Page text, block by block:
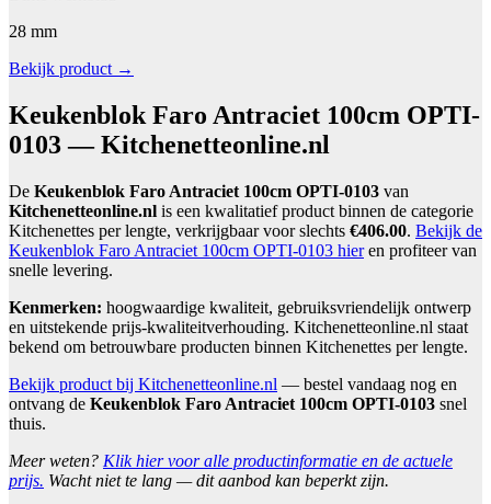
28 mm
Bekijk product →
Keukenblok Faro Antraciet 100cm OPTI-
0103 — Kitchenetteonline.nl
De Keukenblok Faro Antraciet 100cm OPTI-0103 van
Kitchenetteonline.nl is een kwalitatief product binnen de categorie
Kitchenettes per lengte, verkrijgbaar voor slechts €406.00. Bekijk de
Keukenblok Faro Antraciet 100cm OPTI-0103 hieren profiteer van
snelle levering.
Kenmerken: hoogwaardige kwaliteit, gebruiksvriendelijk ontwerp
en uitstekende prijs-kwaliteitverhouding. Kitchenetteonline.nl staat
bekend om betrouwbare producten binnen Kitchenettes per lengte.
Bekijk product bij Kitchenetteonline.nl — bestel vandaag nog en
ontvang de Keukenblok Faro Antraciet 100cm OPTI-0103 snel
thuis.
Meer weten? Klik hier voor alle productinformatie en de actuele
prijs. Wacht niet te lang — dit aanbod kan beperkt zijn.